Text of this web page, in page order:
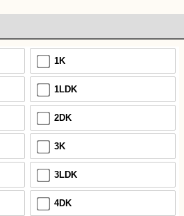
1K
1LDK
2DK
3K
3LDK
4DK